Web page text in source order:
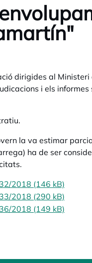
dirigides al Ministeri
i els
la va estimar
ha de ser
2018 (146 kB)
2018 (290 kB)
2018 (149 kB)